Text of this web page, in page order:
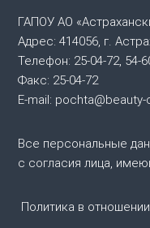
я
п
о
а
п
ГАПОУ АО
Адрес: 414056, г.
Телефон: 25-04-72, 54-
Факс: 25-04-72
E-mail:
Все персональные
с согласия лица,
Политика в